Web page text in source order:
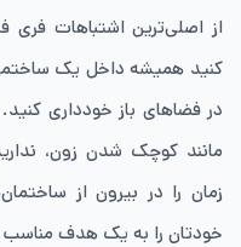
از اصلی‌ترین اشتباهات فری
کنید همیشه داخل یک ساختمان
در فضاهای باز خودداری
مانند کوچک شدن زون،
زمان را در بیرون از
خودتان را به یک هدف مناسب